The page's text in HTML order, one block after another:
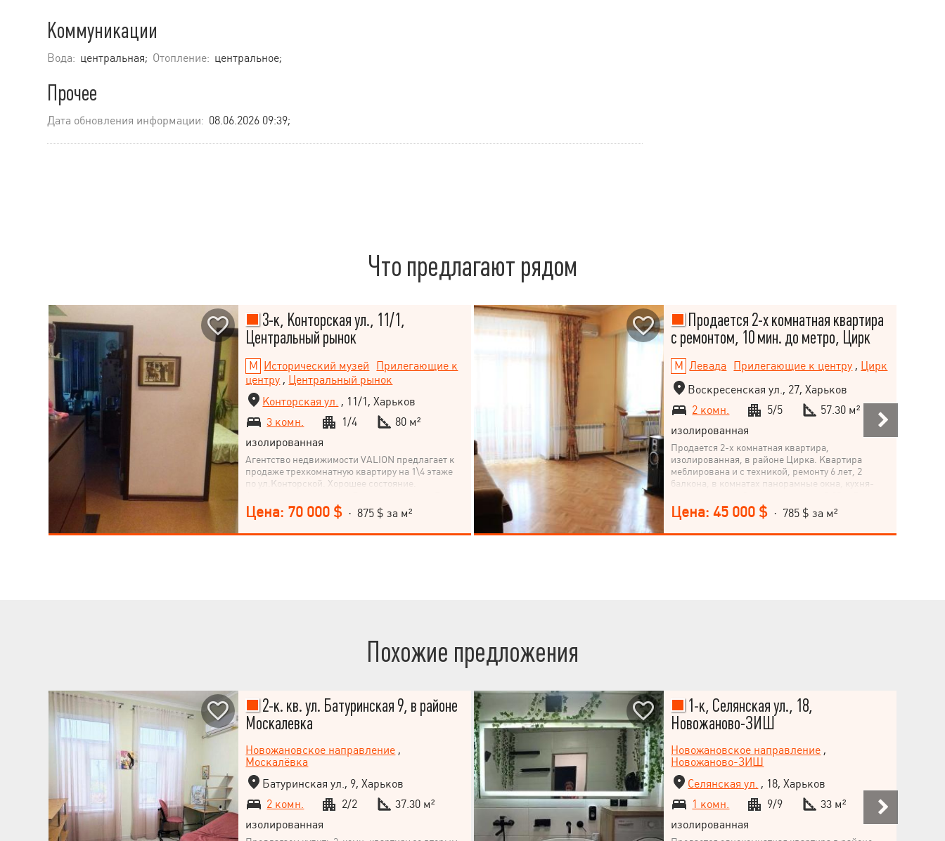
Коммуникации
Вода: центральная; Отопление: центральное;
Прочее
Дата обновления информации: 08.06.2026 09:39;
Что предлагают рядом
3-к, Конторская ул., 11/1,
Центральный рынок
Исторический музей
Прилегающие к
центру , Центральный рынок
Конторская ул. , 11/1, Харьков
3 комн.
1/4
80 м²
изолированная
Агентство недвижимости VALION предлагает к
продаже трехкомнатную квартиру на 1\4 этаже
по ул.Конторской. Хорошее состояние.
сан. узла. Два выхода. На окнах кованные
решетки, система сигнализации. Толщина стен
1.20 м. Рядом река. Удобная стоянка, 7-10 мин.
Цена: 70 000 $ · 875 $ за м²
Продается 2-х комнатная квартира
с ремонтом, 10 мин. до метро, ​​Цирк
Левада Прилегающие к центру , Цирк
Воскресенская ул., 27, Харьков
2 комн.
5/5
57.30 м²
изолированная
Продается 2-х комнатная квартира,
изолированная, в районе Цирка. Квартира
меблирована и с техникой, ремонту 6 лет, 2
балкона, в комнатах панорамные окна, кухня-
находятся детский сад, школа, супермаркет,
аптеки, отделения Новой почты, цирк, парк
Стрелка, до метро Гагарина 10 минут ходьбы.
Цена: 45 000 $ · 785 $ за м²
Похожие предложения
2-к. кв. ул. Батуринская 9, в районе
Москалевка
Новожановское направление ,
Москалёвка
Батуринская ул., 9, Харьков
2 комн.
2/2
37.30 м²
изолированная
1-к, Селянская ул., 18,
Новожаново-ЗИШ
Новожановское направление ,
Новожаново-ЗИШ
Селянская ул. , 18, Харьков
1 комн.
9/9
33 м²
изолированная